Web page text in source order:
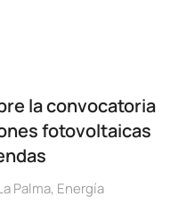
la convocatoria
fotovoltaicas
Palma, Energía